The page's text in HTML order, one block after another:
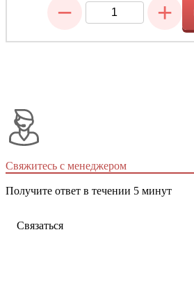
− +
Свяжитесь с менеджером
Получите ответ в течении 5 минут
Связаться